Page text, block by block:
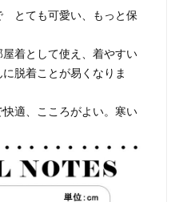
とても可愛い、もっと保
着として使え、着やすい
脱着ことが易くなりま
適、こころがよい。寒い